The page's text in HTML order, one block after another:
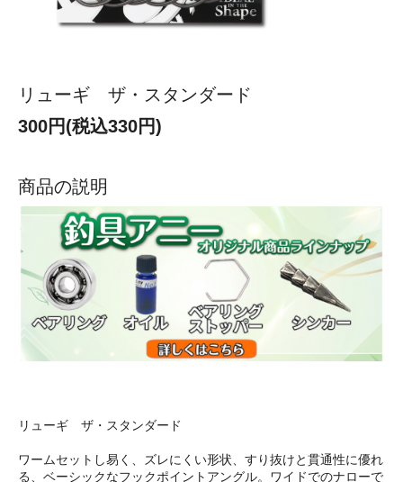
リューギ ザ・スタンダード
300円(税込330円)
商品の説明
リューギ ザ・スタンダード
ワームセットし易く、ズレにくい形状、すり抜けと貫通性に優れ
る、ベーシックなフックポイントアングル。ワイドでのナローで